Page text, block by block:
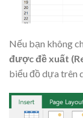
Nếu bạn không
được đề xuất
biểu đồ dựa trên